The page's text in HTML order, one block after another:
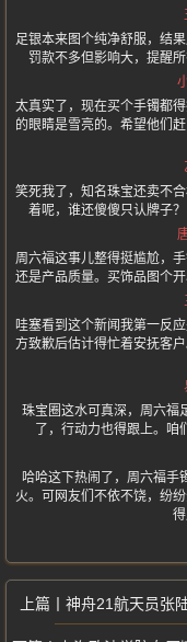
足银本来图个纯净舒服，结
罚款不多但影响大，提醒
太真实了，现在买个手镯都
的眼睛是雪亮的。希望他们
笑死我了，知名珠宝还卖不
着呢，谁还傻傻只认牌子
周六福这事儿整得挺尴尬，
还是产品质量。买饰品图个
哇塞看到这个新闻我第一反
方致歉后估计得忙着安抚客
珠宝圈这水可真深，周六福
了，行动力也得跟上。咱
哈哈这下热闹了，周六福手
火。可网友们不依不饶，纷
神舟21航天员张